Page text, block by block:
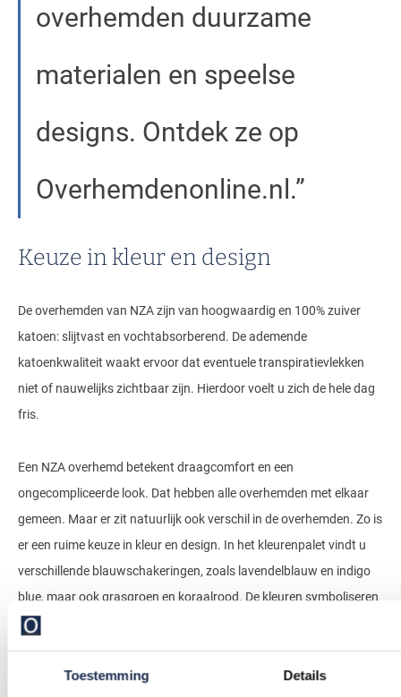
Toestemming Details
overhemden duurzame
materialen en speelse
designs. Ontdek ze op
Overhemdenonline.nl.
Keuze in kleur en design
De overhemden van NZA zijn van hoogwaardig en 100% zuiver
katoen: slijtvast en vochtabsorberend. De ademende
katoenkwaliteit waakt ervoor dat eventuele transpiratievlekken
niet of nauwelijks zichtbaar zijn. Hierdoor voelt u zich de hele dag
fris.
Een NZA overhemd betekent draagcomfort en een
ongecompliceerde look. Dat hebben alle overhemden met elkaar
gemeen. Maar er zit natuurlijk ook verschil in de overhemden. Zo is
er een ruime keuze in kleur en design. In het kleurenpalet vindt u
verschillende blauwschakeringen, zoals lavendelblauw en indigo
blue, maar ook grasgroen en koraalrood. De kleuren symboliseren
de roots van het merk.
NZA heeft overhemden met verschillende prints. Van geruit tot